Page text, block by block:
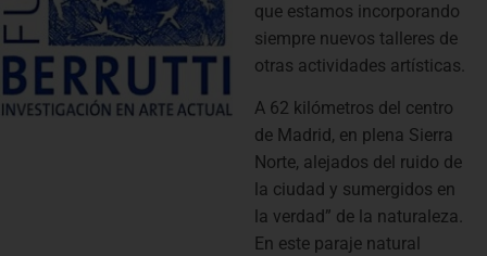
que estamos incorporando
siempre nuevos talleres de
otras actividades artísticas.
A 62 kilómetros del centro
de Madrid, en plena Sierra
Norte, alejados del ruido de
la ciudad y sumergidos en
la verdad” de la naturaleza.
En este paraje natural